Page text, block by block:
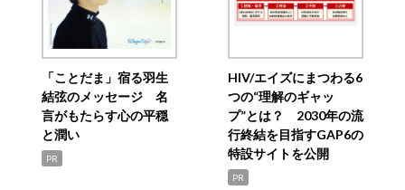
「ことだま」宿る羽生
結弦のメッセージ 名
言がもたらす心の平穏
と潤い
PR
HIV/エイズにまつわる6
つの“理解のギャッ
プ”とは？ 2030年の流
行終結を目指すGAP6の
特設サイトを公開
PR